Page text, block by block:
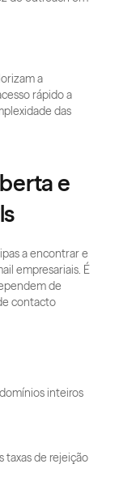
rápido a
das
e
a encontrar e
empresariais. É
de
contacto
inteiros
taxas de rejeição